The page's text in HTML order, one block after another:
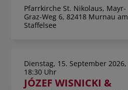
Pfarrkirche St. Nikolaus, Mayr-
Graz-Weg 6, 82418 Murnau am
Staffelsee
Dienstag, 15. September 2026,
18:30 Uhr
JÓZEF WISNICKI &